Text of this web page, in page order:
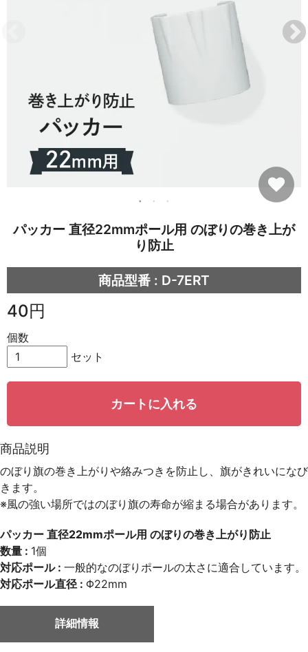
パッカー 直径22mmポール用 のぼりの巻き上が
り防止
商品型番 : D-7ERT
40円
個数
セット
カートに入れる
商品説明
のぼり旗の巻き上がりや絡みつきを防止し、旗がきれいになび
きます。
※風の強い場所ではのぼり旗の寿命が縮まる場合があります。
パッカー 直径22mmポール用 のぼりの巻き上がり防止
数量 : 1個
対応ポール : 一般的なのぼりポールの太さに適合しています。
対応ポール直径 : Φ22mm
詳細情報